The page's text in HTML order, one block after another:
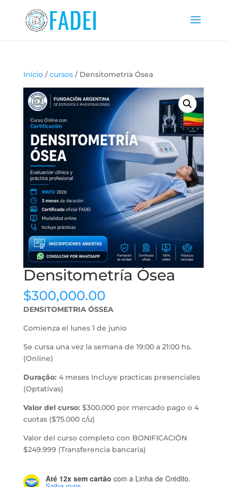
Início/cursos/ Densitometría Ósea
Densitometría Ósea
$300,000.00
DENSITOMETRIA ÓSSEA
Comienza el lunes 1 de junio
Se cursa una vez la semana de 19:00 a 21:00 hs.
(Online)
Duração: 4 meses Incluye practicas presenciales
(Optativas)
Valor del curso: $300.000 por mercado pago o 4
cuotas ($75.000 c/u)
Valor del curso completo con BONIFICACIÓN
$249.999 (Transferencia bancaria)
Até 12x sem cartão com a Linha de Crédito.